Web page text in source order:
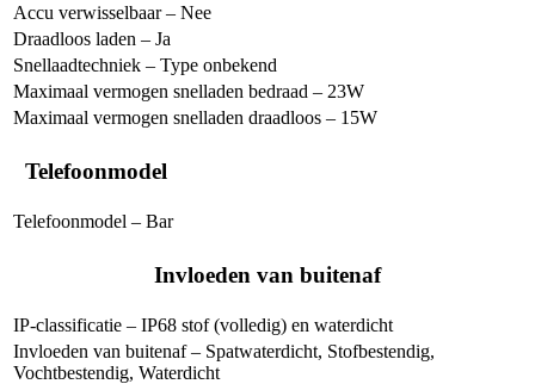
Accu verwisselbaar – Nee
Draadloos laden – Ja
Snellaadtechniek – Type onbekend
Maximaal vermogen snelladen bedraad – 23W
Maximaal vermogen snelladen draadloos – 15W
Telefoonmodel
Telefoonmodel – Bar
Invloeden van buitenaf
IP-classificatie – IP68 stof (volledig) en waterdicht
Invloeden van buitenaf – Spatwaterdicht, Stofbestendig,
Vochtbestendig, Waterdicht